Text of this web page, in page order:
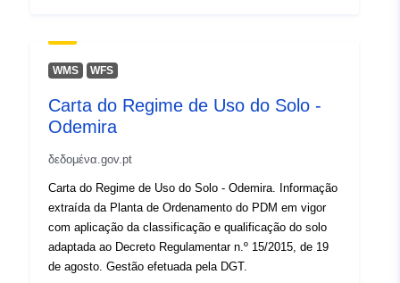
WMS WFS
Carta do Regime de Uso do Solo -
Odemira
δεδομένα.gov.pt
Carta do Regime de Uso do Solo - Odemira. Informação
extraída da Planta de Ordenamento do PDM em vigor
com aplicação da classificação e qualificação do solo
adaptada ao Decreto Regulamentar n.º 15/2015, de 19
de agosto. Gestão efetuada pela DGT.